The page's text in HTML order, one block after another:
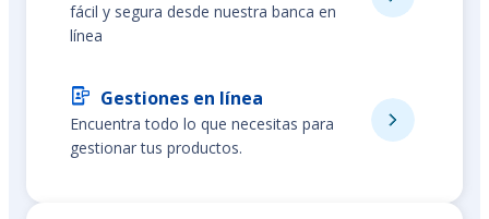
fácil y segura desde nuestra banca en
línea
Gestiones en línea
Encuentra todo lo que necesitas para
gestionar tus productos.